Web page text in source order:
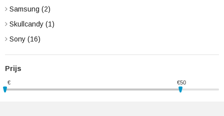
Samsung (2)
Skullcandy (1)
Sony (16)
Prijs
€ €50